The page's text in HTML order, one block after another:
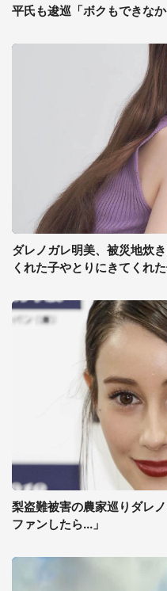
平氏も逡巡「ボクもできなか
ダレノガレ明美、被災地炊
くれた子やとりにきてくれ
梨盗難被害の農家巡りダレ
ファンしたら...」